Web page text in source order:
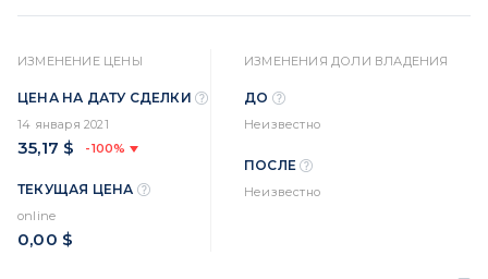
ИЗМЕНЕНИЕ ЦЕНЫ
ЦЕНА НА ДАТУ СДЕЛКИ
14 января 2021
35,17 $ -100%
ТЕКУЩАЯ ЦЕНА
online
0,00 $
ИЗМЕНЕНИЯ ДОЛИ ВЛАДЕНИЯ
ДО
Неизвестно
ПОСЛЕ
Неизвестно